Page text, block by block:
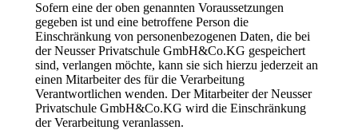
Sofern eine der oben genannten Voraussetzungen
gegeben ist und eine betroffene Person die
Einschränkung von personenbezogenen Daten, die bei
der Neusser Privatschule GmbH&Co.KG gespeichert
sind, verlangen möchte, kann sie sich hierzu jederzeit an
einen Mitarbeiter des für die Verarbeitung
Verantwortlichen wenden. Der Mitarbeiter der Neusser
Privatschule GmbH&Co.KG wird die Einschränkung
der Verarbeitung veranlassen.